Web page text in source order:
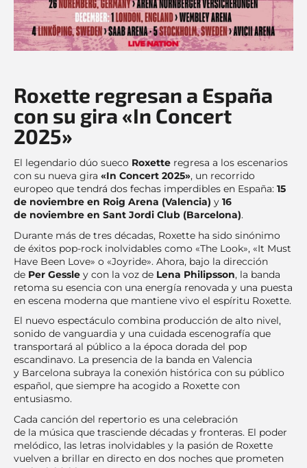
Roxette regresan a España
con su gira «In Concert
2025»
El legendario dúo sueco Roxette regresa a los escenarios
con su nueva gira «In Concert 2025», un recorrido
europeo que tendrá dos fechas imperdibles en España: 15
de noviembre en Roig Arena (Valencia) y 16
de noviembre en Sant Jordi Club (Barcelona).
Durante más de tres décadas, Roxette ha sido sinónimo
de éxitos pop-rock inolvidables como «The Look», «It Must
Have Been Love» o «Joyride». Ahora, bajo la dirección
de Per Gessle y con la voz de Lena Philipsson, la banda
retoma su esencia con una energía renovada y una puesta
en escena moderna que mantiene vivo el espíritu Roxette.
El nuevo espectáculo combina producción de alto nivel,
sonido de vanguardia y una cuidada escenografía que
transportará al público a la época dorada del pop
escandinavo. La presencia de la banda en Valencia
y Barcelona subraya la conexión histórica con su público
español, que siempre ha acogido a Roxette con
entusiasmo.
Cada canción del repertorio es una celebración
de la música que trasciende décadas y fronteras. El poder
melódico, las letras inolvidables y la pasión de Roxette
vuelven a brillar en directo en dos noches que prometen